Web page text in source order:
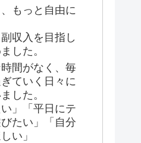
、もっと自由に
収入を目指し
した。
間がなく、毎
ていく日々に
した。
い」「平日にテ
たい」「自分
い」